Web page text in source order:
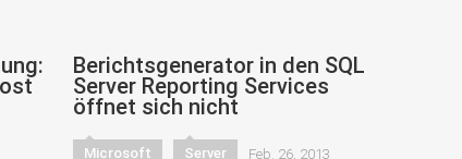
Berichtsgenerator in den SQL
Server Reporting Services
öffnet sich nicht
Microsoft Server Feb. 26, 2013